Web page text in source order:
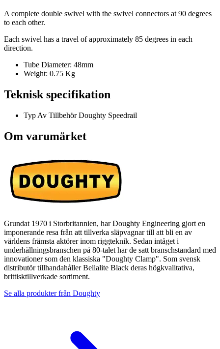
A complete double swivel with the swivel connectors at 90 degrees
to each other.
Each swivel has a travel of approximately 85 degrees in each
direction.
Tube Diameter: 48mm
Weight: 0.75 Kg
Teknisk specifikation
Typ Av TillbehörDoughty Speedrail
Om varumärket
Grundat 1970 i Storbritannien, har Doughty Engineering gjort en
imponerande resa från att tillverka släpvagnar till att bli en av
världens främsta aktörer inom riggteknik. Sedan intåget i
underhållningsbranschen på 80-talet har de satt branschstandard med
innovationer som den klassiska "Doughty Clamp". Som svensk
distributör tillhandahåller Bellalite Black deras högkvalitativa,
brittisktillverkade sortiment.
Se alla produkter från Doughty